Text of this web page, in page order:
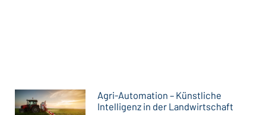
Agri-Automation – Künstliche
Intelligenz in der Landwirtschaft